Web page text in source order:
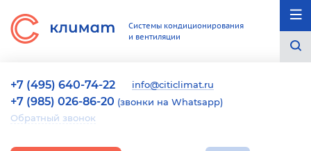
Системы кондиционирования
и вентиляции
+7 (495) 640-74-22 info@citiclimat.ru
+7 (985) 026-86-20 (звонки на Whatsapp)
Обратный звонок